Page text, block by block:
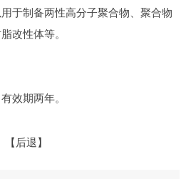
于制备两性高分子聚合物、聚合物
改性体等。
效期两年。
【后退】